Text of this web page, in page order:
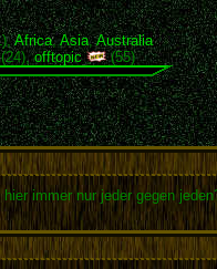
Africa,Asia,Australia
offtopic (55)
immer nur jeder gegen